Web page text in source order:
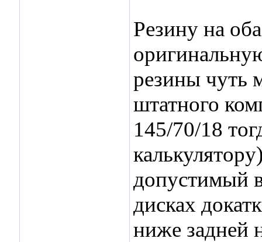
Резину на
резины чуть
штатного
145/70/18
допустимый
дисках
ниже задней